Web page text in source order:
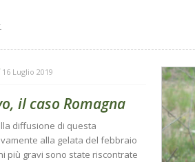
16 Luglio 2019
il caso Romagna
diffusione di questa
alla gelata del febbraio
più gravi sono state riscontrate